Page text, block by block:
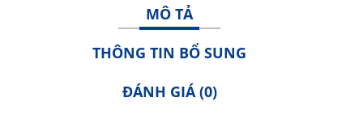
MÔ TẢ
THÔNG TIN BỔ SUNG
ĐÁNH GIÁ (0)